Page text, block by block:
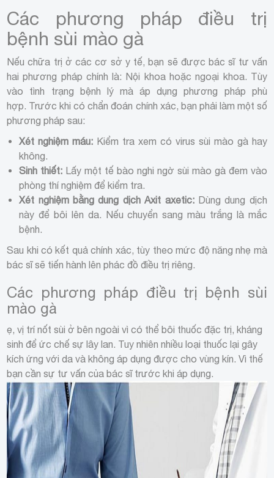
Các phương pháp điều trị
bệnh sùi mào gà
Nếu chữa trị ở các cơ sở y tế, bạn sẽ được bác sĩ tư vấn
hai phương pháp chính là: Nội khoa hoặc ngoại khoa. Tùy
vào tình trạng bệnh lý mà áp dụng phương pháp phù
hợp. Trước khi có chẩn đoán chính xác, bạn phải làm một số
phương pháp sau:
Xét nghiệm máu: Kiểm tra xem có virus sùi mào gà hay
không.
Sinh thiết: Lấy một tế bào nghi ngờ sùi mào gà đem vào
phòng thí nghiệm để kiểm tra.
Xét nghiệm bằng dung dịch Axit axetic:Dùng dung dịch
này để bôi lên da. Nếu chuyển sang màu trắng là mắc
bệnh.
Sau khi có kết quả chính xác, tùy theo mức độ năng nhẹ mà
bác sĩ sẽ tiến hành lên phác đồ điều trị riêng.
Các phương pháp điều trị bệnh sùi
mào gà
ẹ, vị trí nốt sùi ở bên ngoài vì có thể bôi thuốc đặc trị, kháng
sinh để ức chế sự lây lan. Tuy nhiên nhiều loại thuốc lại gây
kích ứng với da và không áp dụng được cho vùng kín. Vì thế
bạn cần sự tư vấn của bác sĩ trước khi áp dụng.